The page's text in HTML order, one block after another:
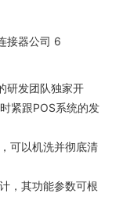
研发团队独家开
紧跟POS系统的发
可以机洗并彻底清
，其功能参数可根